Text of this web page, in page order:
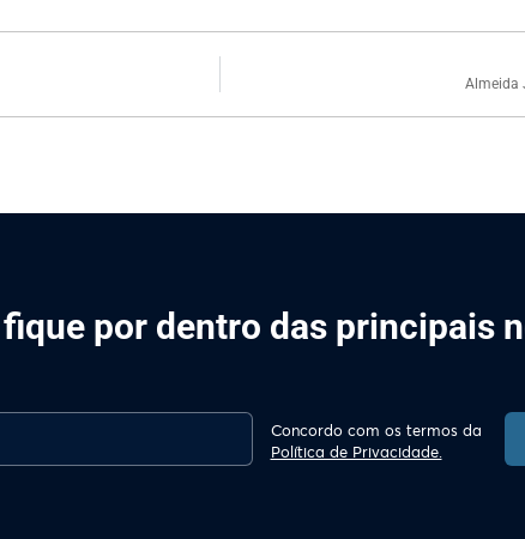
Almeida
por dentro das principais
Concordo com os termos da
Política de Privacidade.